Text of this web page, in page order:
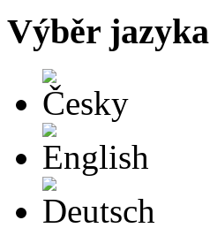
Výběr jazyka